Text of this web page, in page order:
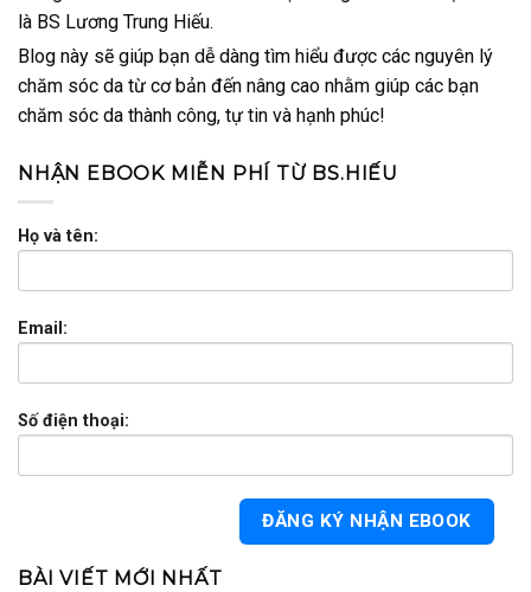
là BS Lương Trung Hiếu.
Blog này sẽ giúp bạn dễ dàng tìm hiểu được các nguyên lý
chăm sóc da từ cơ bản đến nâng cao nhằm giúp các bạn
chăm sóc da thành công, tự tin và hạnh phúc!
NHẬN EBOOK MIỄN PHÍ TỪ BS.HIẾU
Họ và tên:
Email:
Số điện thoại:
BÀI VIẾT MỚI NHẤT